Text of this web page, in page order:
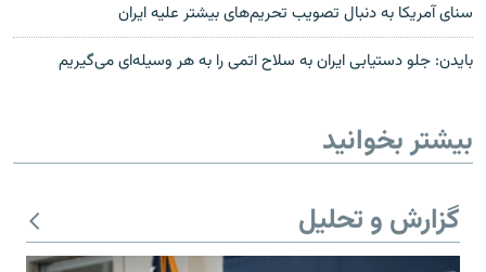
سنای آمریکا به دنبال تصویب تحریم‌های بیشتر علیه ایران
بایدن: جلو دستیابی ایران به سلاح اتمی را به هر وسیله‌ای می‌گیریم
بیشتر بخوانید
گزارش و تحلیل